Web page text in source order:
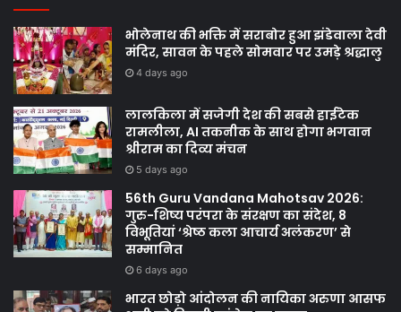
भोलेनाथ की भक्ति में सराबोर हुआ झंडेवाला देवी
मंदिर, सावन के पहले सोमवार पर उमड़े श्रद्धालु
4 days ago
लालकिला में सजेगी देश की सबसे हाईटेक
रामलीला, AI तकनीक के साथ होगा भगवान
श्रीराम का दिव्य मंचन
5 days ago
56th Guru Vandana Mahotsav 2026:
गुरु-शिष्य परंपरा के संरक्षण का संदेश, 8
विभूतियां ‘श्रेष्ठ कला आचार्य अलंकरण’ से
सम्मानित
6 days ago
भारत छोड़ो आंदोलन की नायिका अरुणा आसफ